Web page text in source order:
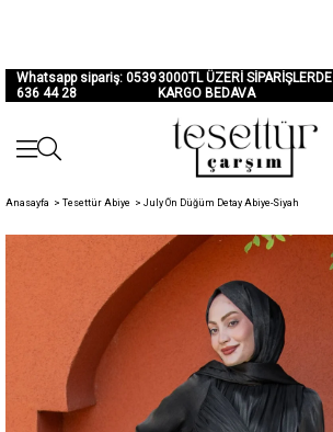
Whatsapp sipariş: 0539
636 44 28
3000TL ÜZERİ SİPARİŞLERDE
KARGO BEDAVA
Anasayfa > Tesettür Abiye > July Ön Düğüm Detay Abiye-Siyah